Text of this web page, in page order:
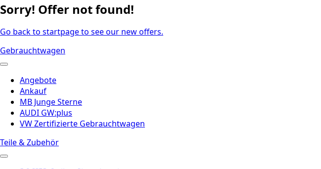
Sorry! Offer not found!
Go back to startpage to see our new offers.
Gebrauchtwagen
Angebote
Ankauf
MB Junge Sterne
AUDI GW:plus
VW Zertifizierte Gebrauchtwagen
Teile & Zubehör